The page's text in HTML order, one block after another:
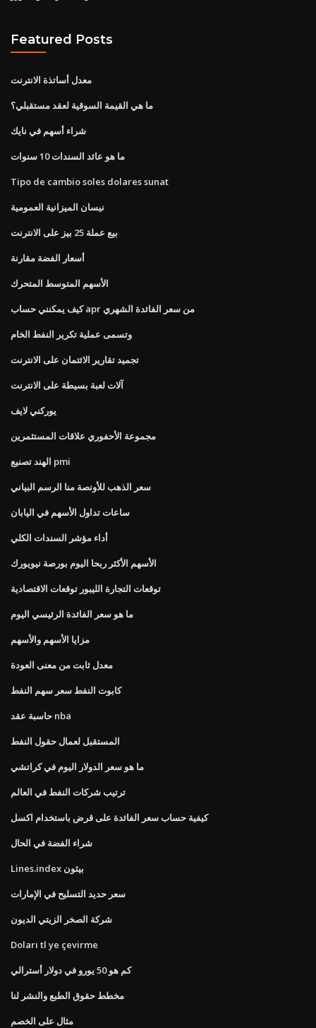
Featured Posts
معدل أساتذة الانترنت
ما هي القيمة السوقية لعقد مستقبلي؟
شراء أسهم في نايك
ما هو عائد السندات 10 سنوات
Tipo de cambio soles dolares sunat
نيسان الميزانية العمومية
بيع عملة 25 بيز على الانترنت
أسعار الفضة مقارنة
الأسهم المتوسط ​​المتحرك
كيف يمكنني حساب apr من سعر الفائدة الشهري
وتسمى عملية تكرير النفط الخام
تجميد تقارير الائتمان على الانترنت
آلات لعبة بسيطة على الانترنت
يوركني لايف
مجموعة الأحفوري علاقات المستثمرين
الهند تصنيع pmi
سعر الذهب للأونصة منا الرسم البياني
ساعات تداول الأسهم في اليابان
أداء مؤشر السندات الكلي
الأسهم الأكثر ربحا اليوم بورصة نيويورك
توقعات التجارة الليبور توقعات الاقتصادية
ما هو سعر الفائدة الرئيسي اليوم
مزايا الأسهم والأسهم
معدل ثابت من معنى العودة
كابوت النفط سعر سهم النفط
حاسبة عقد nba
المستقبل لعمال حقول النفط
ما هو سعر الدولار اليوم في كراتشي
ترتيب شركات النفط في العالم
كيفية حساب سعر الفائدة على قرض باستخدام اكسل
شراء الفضة في الحال
Lines.index بيثون
سعر حديد التسليح في الإمارات
شركة الصخر الزيتي الديون
Doları tl ye çevirme
كم هو 50 يورو في دولار أسترالي
مخطط حقوق الطبع والنشر لنا
مثال على الخصم